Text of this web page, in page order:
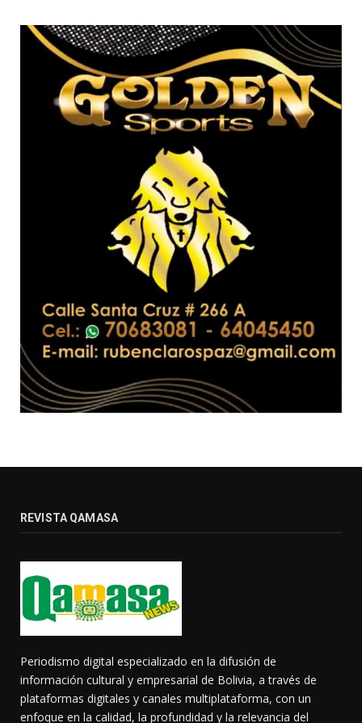
REVISTA QAMASA
Periodismo digital especializado en la difusión de
información cultural y empresarial de Bolivia, a través de
plataformas digitales y canales multiplataforma, con un
enfoque en la calidad, la profundidad y la relevancia del